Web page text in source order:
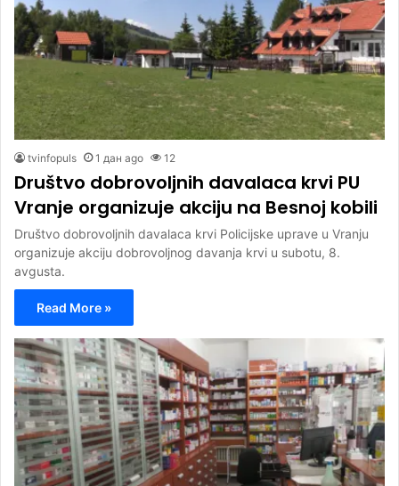
tvinfopuls 1 дан ago 12
Društvo dobrovoljnih davalaca krvi PU
Vranje organizuje akciju na Besnoj kobili
Društvo dobrovoljnih davalaca krvi Policijske uprave u Vranju
organizuje akciju dobrovoljnog davanja krvi u subotu, 8.
avgusta.
Read More »